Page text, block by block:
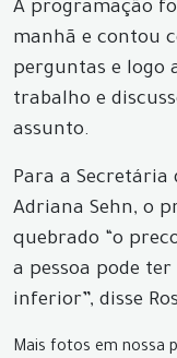
A programação
manhã e contou
perguntas e logo
trabalho e
assunto.
Para a Secretária
Adriana Sehn, o
quebrado “o
a pessoa pode
inferior”, disse
Mais fotos em nossa